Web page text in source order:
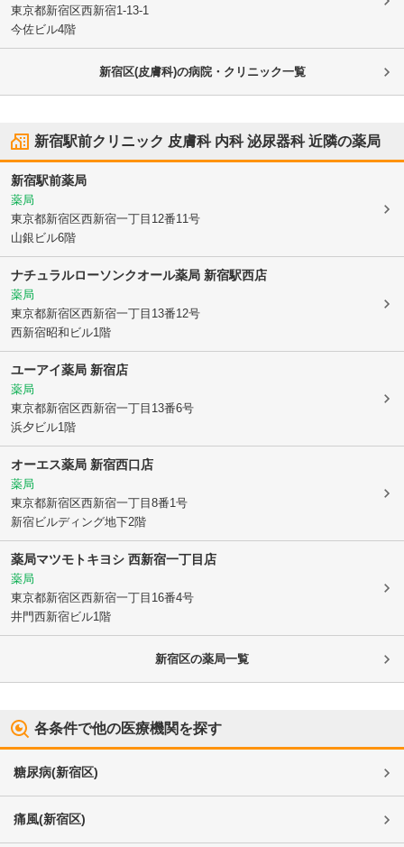
東京都新宿区西新宿1-13-1
今佐ビル4階
新宿区(皮膚科)の病院・クリニック一覧
新宿駅前クリニック 皮膚科 内科 泌尿器科近隣の薬局
新宿駅前薬局
薬局
東京都新宿区西新宿一丁目12番11号
山銀ビル6階
ナチュラルローソンクオール薬局 新宿駅西店
薬局
東京都新宿区西新宿一丁目13番12号
西新宿昭和ビル1階
ユーアイ薬局 新宿店
薬局
東京都新宿区西新宿一丁目13番6号
浜夕ビル1階
オーエス薬局 新宿西口店
薬局
東京都新宿区西新宿一丁目8番1号
新宿ビルディング地下2階
薬局マツモトキヨシ 西新宿一丁目店
薬局
東京都新宿区西新宿一丁目16番4号
井門西新宿ビル1階
新宿区の薬局一覧
各条件で他の医療機関を探す
糖尿病(新宿区)
痛風(新宿区)